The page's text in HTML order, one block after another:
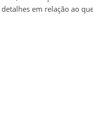
em relação ao